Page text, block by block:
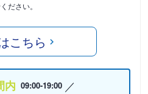
ださい。
こちら
内 09:00-19:00